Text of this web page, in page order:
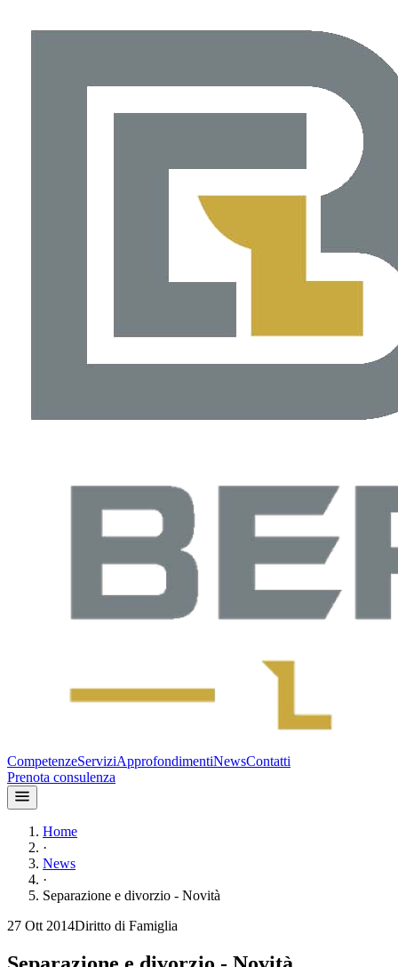
CompetenzeServiziApprofondimentiNewsContatti
Prenota consulenza
Home
·
News
·
Separazione e divorzio - Novità
27 Ott 2014Diritto di Famiglia